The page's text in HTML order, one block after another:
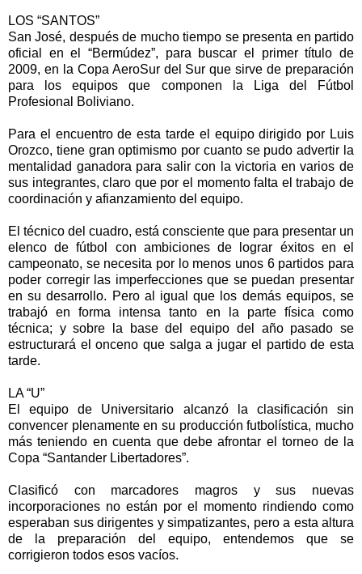
LOS “SANTOS”
San José, después de mucho tiempo se presenta en partido
oficial en el “Bermúdez”, para buscar el primer título de
2009, en la Copa AeroSur del Sur que sirve de preparación
para los equipos que componen la Liga del Fútbol
Profesional Boliviano.
Para el encuentro de esta tarde el equipo dirigido por Luis
Orozco, tiene gran optimismo por cuanto se pudo advertir la
mentalidad ganadora para salir con la victoria en varios de
sus integrantes, claro que por el momento falta el trabajo de
coordinación y afianzamiento del equipo.
El técnico del cuadro, está consciente que para presentar un
elenco de fútbol con ambiciones de lograr éxitos en el
campeonato, se necesita por lo menos unos 6 partidos para
poder corregir las imperfecciones que se puedan presentar
en su desarrollo. Pero al igual que los demás equipos, se
trabajó en forma intensa tanto en la parte física como
técnica; y sobre la base del equipo del año pasado se
estructurará el onceno que salga a jugar el partido de esta
tarde.
LA “U”
El equipo de Universitario alcanzó la clasificación sin
convencer plenamente en su producción futbolística, mucho
más teniendo en cuenta que debe afrontar el torneo de la
Copa “Santander Libertadores”.
Clasificó con marcadores magros y sus nuevas
incorporaciones no están por el momento rindiendo como
esperaban sus dirigentes y simpatizantes, pero a esta altura
de la preparación del equipo, entendemos que se
corrigieron todos esos vacíos.